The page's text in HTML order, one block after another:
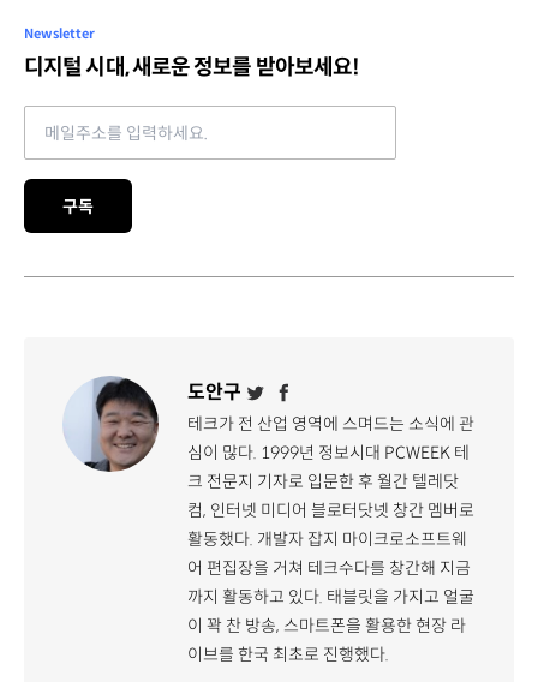
Newsletter
디지털 시대, 새로운 정보를 받아보세요!
구독
도안구
테크가 전 산업 영역에 스며드는 소식에 관
심이 많다. 1999년 정보시대 PCWEEK 테
크 전문지 기자로 입문한 후 월간 텔레닷
컴, 인터넷 미디어 블로터닷넷 창간 멤버로
활동했다. 개발자 잡지 마이크로소프트웨
어 편집장을 거쳐 테크수다를 창간해 지금
까지 활동하고 있다. 태블릿을 가지고 얼굴
이 꽉 찬 방송, 스마트폰을 활용한 현장 라
이브를 한국 최초로 진행했다.